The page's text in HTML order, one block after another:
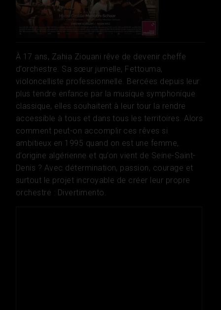
À 17 ans, Zahia Ziouani rêve de devenir cheffe
d’orchestre. Sa sœur jumelle, Fettouma,
violoncelliste professionnelle. Bercées depuis leur
plus tendre enfance par la musique symphonique
classique, elles souhaitent à leur tour la rendre
accessible à tous et dans tous les territoires. Alors
comment peut-on accomplir ces rêves si
ambitieux en 1995 quand on est une femme,
d’origine algérienne et qu’on vient de Seine-Saint-
Denis ? Avec détermination, passion, courage et
surtout le projet incroyable de créer leur propre
orchestre : Divertimento.